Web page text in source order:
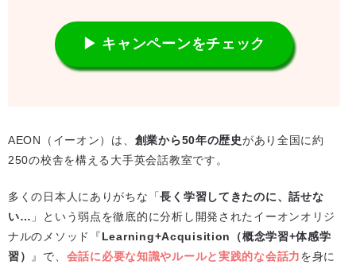
▶ キャンペーンをチェック
AEON（イーオン）は、 創業から50年の歴史があり全国に約
250の校舎を構える大手英会話教室です。
多くの日本人にありがちな「長く学習してきたのに、話せな
い… 」という弱点を徹底的に分析し開発されたイーオンオリジ
ナルのメソッド『Learning+Acquisition（概念学習+体感学
習）
』で、 会話に必要な知識やルールと実践的な会話力を身に